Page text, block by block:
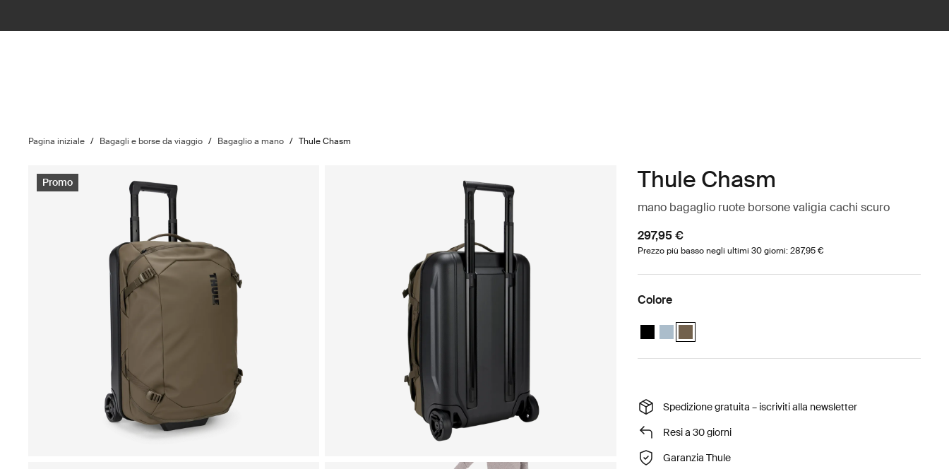
Pagina iniziale / Bagagli e borse da viaggio / Bagaglio a mano / Thule Chasm
Promo Thule Chasm
mano bagaglio ruote borsone valigia cachi scuro
297,95 €
Prezzo più basso negli ultimi 30 giorni: 287,95 €
Colore
Thule Chasm wheeled carry-on duffel Nero
Thule Chasm wheeled carry-on duffel Grigio stagno
Thule Chasm wheeled carry-on duffel Cachi profondo
Spedizione gratuita – iscriviti alla newsletter
Resi a 30 giorni
Garanzia Thule